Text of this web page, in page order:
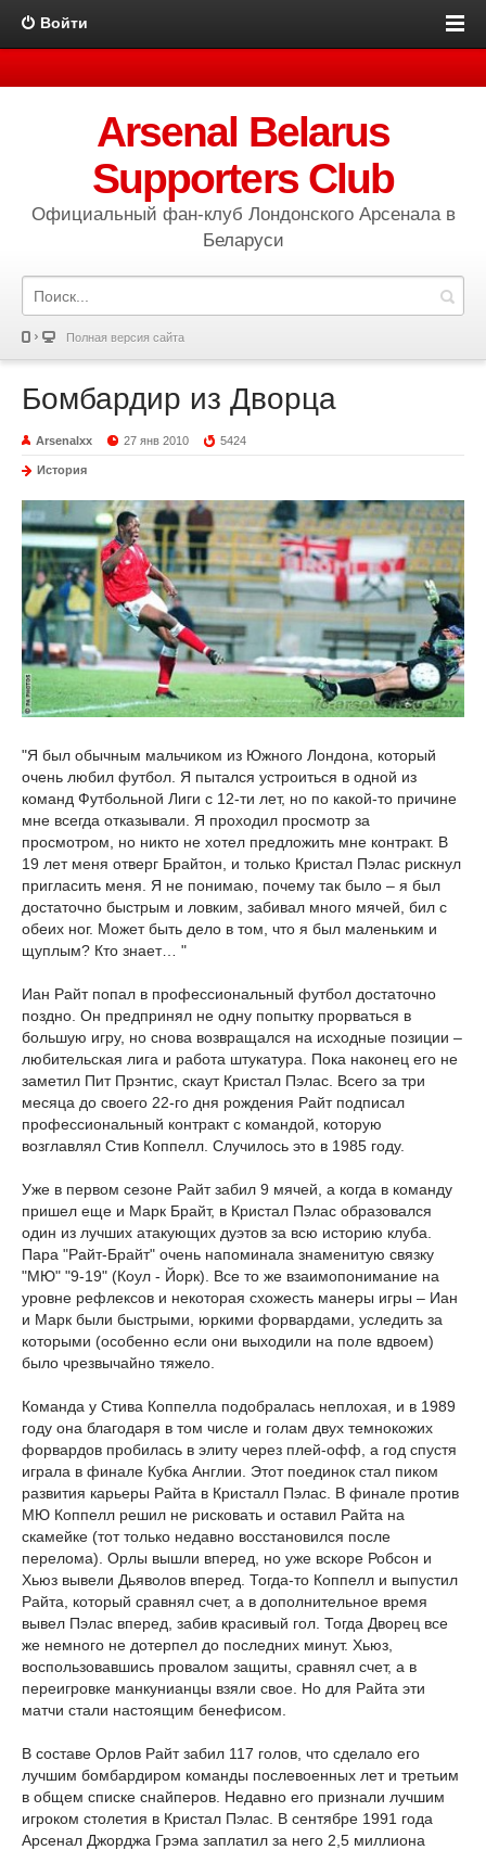
Войти
Arsenal Belarus
Supporters Club
Официальный фан-клуб Лондонского Арсенала в
Беларуси
Полная версия сайта
Бомбардир из Дворца
Arsenalxx 27 янв 2010 5424
История
"Я был обычным мальчиком из Южного Лондона, который
очень любил футбол. Я пытался устроиться в одной из
команд Футбольной Лиги с 12-ти лет, но по какой-то причине
мне всегда отказывали. Я проходил просмотр за
просмотром, но никто не хотел предложить мне контракт. В
19 лет меня отверг Брайтон, и только Кристал Пэлас рискнул
пригласить меня. Я не понимаю, почему так было – я был
достаточно быстрым и ловким, забивал много мячей, бил с
обеих ног. Может быть дело в том, что я был маленьким и
щуплым? Кто знает… "
Иан Райт попал в профессиональный футбол достаточно
поздно. Он предпринял не одну попытку прорваться в
большую игру, но снова возвращался на исходные позиции –
любительская лига и работа штукатура. Пока наконец его не
заметил Пит Прэнтис, скаут Кристал Пэлас. Всего за три
месяца до своего 22-го дня рождения Райт подписал
профессиональный контракт с командой, которую
возглавлял Стив Коппелл. Случилось это в 1985 году.
Уже в первом сезоне Райт забил 9 мячей, а когда в команду
пришел еще и Марк Брайт, в Кристал Пэлас образовался
один из лучших атакующих дуэтов за всю историю клуба.
Пара "Райт-Брайт" очень напоминала знаменитую связку
"МЮ" "9-19" (Коул - Йорк). Все то же взаимопонимание на
уровне рефлексов и некоторая схожесть манеры игры – Иан
и Марк были быстрыми, юркими форвардами, уследить за
которыми (особенно если они выходили на поле вдвоем)
было чрезвычайно тяжело.
Команда у Стива Коппелла подобралась неплохая, и в 1989
году она благодаря в том числе и голам двух темнокожих
форвардов пробилась в элиту через плей-офф, а год спустя
играла в финале Кубка Англии. Этот поединок стал пиком
развития карьеры Райта в Кристалл Пэлас. В финале против
МЮ Коппелл решил не рисковать и оставил Райта на
скамейке (тот только недавно восстановился после
перелома). Орлы вышли вперед, но уже вскоре Робсон и
Хьюз вывели Дьяволов вперед. Тогда-то Коппелл и выпустил
Райта, который сравнял счет, а в дополнительное время
вывел Пэлас вперед, забив красивый гол. Тогда Дворец все
же немного не дотерпел до последних минут. Хьюз,
воспользовавшись провалом защиты, сравнял счет, а в
переигровке манкунианцы взяли свое. Но для Райта эти
матчи стали настоящим бенефисом.
В составе Орлов Райт забил 117 голов, что сделало его
лучшим бомбардиром команды послевоенных лет и третьим
в общем списке снайперов. Недавно его признали лучшим
игроком столетия в Кристал Пэлас. В сентябре 1991 года
Арсенал Джорджа Грэма заплатил за него 2,5 миллиона